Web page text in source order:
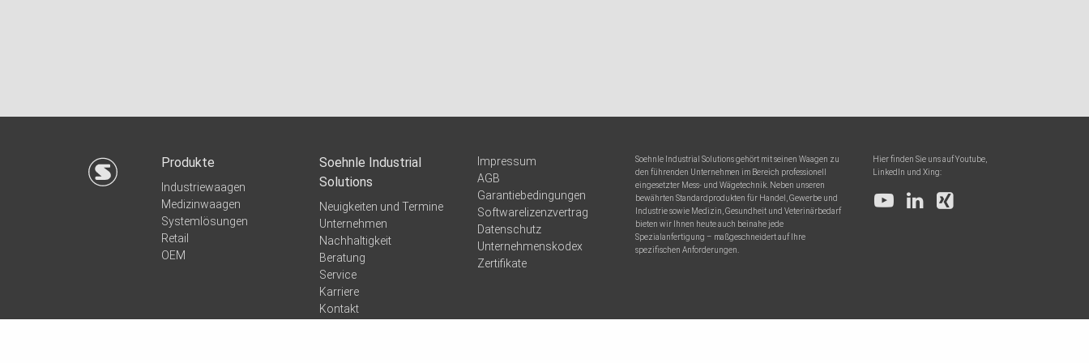
Produkte
Industriewaagen
Medizinwaagen
Systemlösungen
Retail
OEM
Soehnle Industrial
Solutions
Neuigkeiten und Termine
Unternehmen
Nachhaltigkeit
Beratung
Service
Karriere
Kontakt
Impressum
AGB
Garantiebedingungen
Softwarelizenzvertrag
Datenschutz
Unternehmenskodex
Zertifikate
Soehnle Industrial Solutions gehört mit seinen Waagen zu
den führenden Unternehmen im Bereich professionell
eingesetzter Mess- und Wägetechnik. Neben unseren
bewährten Standardprodukten für Handel, Gewerbe und
Industrie sowie Medizin, Gesundheit und Veterinärbedarf
bieten wir Ihnen heute auch beinahe jede
Spezialanfertigung – maßgeschneidert auf Ihre
spezifischen Anforderungen.
Hier finden Sie uns auf Youtube,
LinkedIn und Xing: